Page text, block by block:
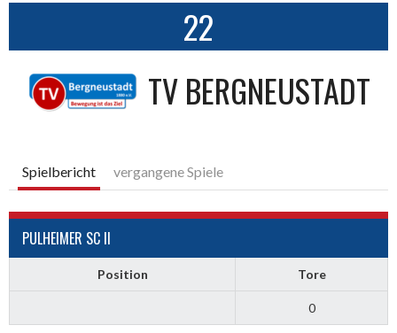
22
TV BERGNEUSTADT
Spielbericht vergangene Spiele
PULHEIMER SC II
Position Tore
0